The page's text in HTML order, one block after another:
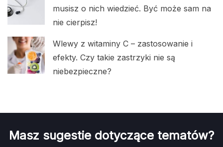
musisz o nich wiedzieć. Być może sam na
nie cierpisz!
Wlewy z witaminy C – zastosowanie i
efekty. Czy takie zastrzyki nie są
niebezpieczne?
Masz sugestie dotyczące tematów?